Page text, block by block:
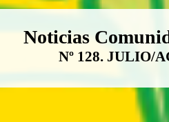
Boletín Noticias
Noticias
Nº 128. JULIO/